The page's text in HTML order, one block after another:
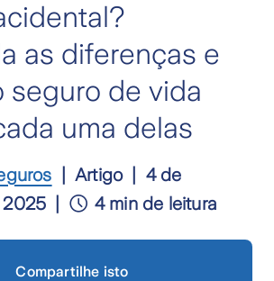
as diferenças e
seguro de vida
uma delas
Artigo
4 de
2025
4 min de leitura
Compartilhe isto